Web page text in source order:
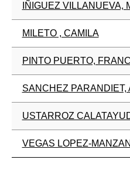
IÑIGUEZ VILLANUEVA,
MILETO , CAMILA
PINTO PUERTO,
SANCHEZ PARANDIET,
USTARROZ
VEGAS LOPEZ-